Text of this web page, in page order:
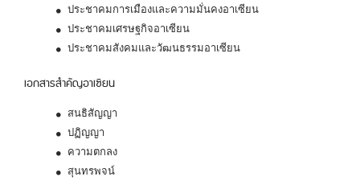
ประชาคมการเมืองและความมั่นคงอาเซียน
ประชาคมเศรษฐกิจอาเซียน
ประชาคมสังคมและวัฒนธรรมอาเซียน
เอกสารสำคัญอาเซียน
สนธิสัญญา
ปฏิญญา
ความตกลง
สุนทรพจน์